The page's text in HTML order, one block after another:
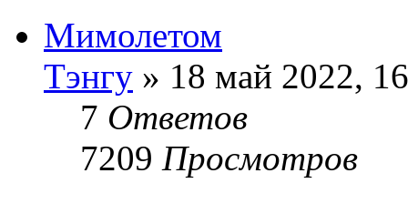
Мимолетом
Тэнгу » 18 май 2022,
7 Ответов
7209 Просмотров